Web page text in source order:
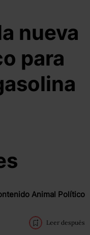
nueva
para
Animal Político
Leer después